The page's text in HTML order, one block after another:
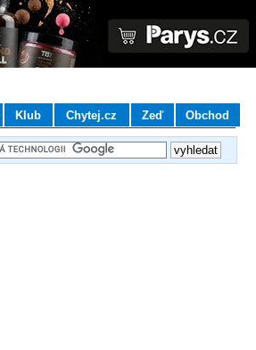
Klub Chytej.cz Zeď Obchod